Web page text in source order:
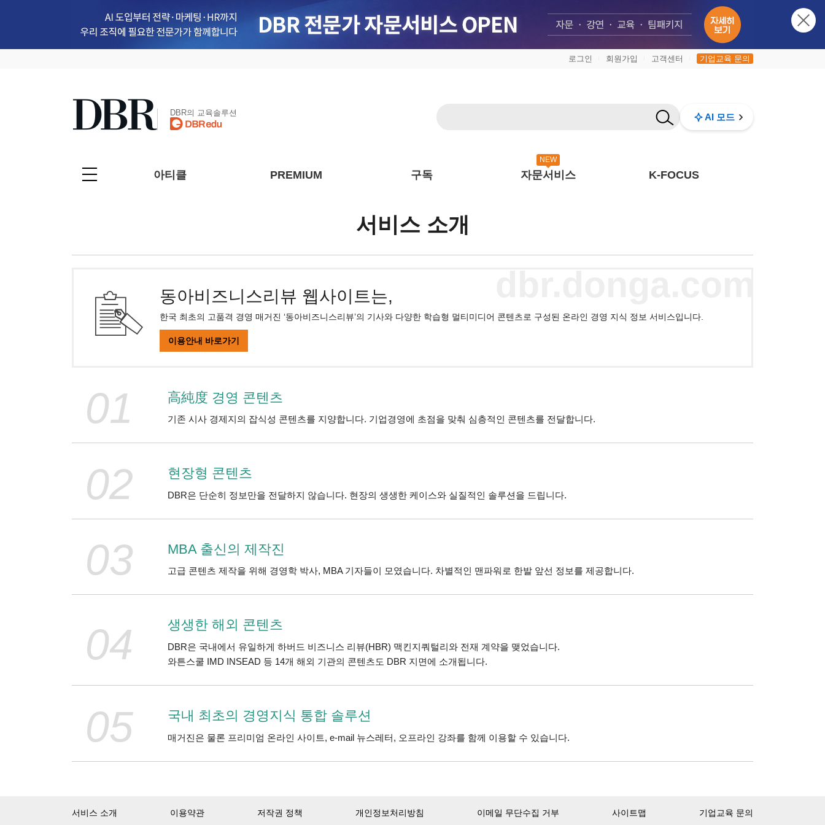
로그인 회원가입 고객센터 기업교육 문의
DBR의 교육솔루션 AI 모드
아티클 PREMIUM 구독
NEW
자문서비스 K-FOCUS
서비스 소개
동아비즈니스리뷰 웹사이트는,
한국 최초의 고품격 경영 매거진 ‘동아비즈니스리뷰’의 기사와 다양한 학습형 멀티미디어 콘텐츠로 구성된 온라인 경영 지식 정보 서비스입니다.
이용안내 바로가기
01 高純度 경영 콘텐츠
기존 시사 경제지의 잡식성 콘텐츠를 지양합니다. 기업경영에 초점을 맞춰 심층적인 콘텐츠를 전달합니다.
02 현장형 콘텐츠
DBR은 단순히 정보만을 전달하지 않습니다. 현장의 생생한 케이스와 실질적인 솔루션을 드립니다.
03 MBA 출신의 제작진
고급 콘텐츠 제작을 위해 경영학 박사, MBA 기자들이 모였습니다. 차별적인 맨파워로 한발 앞선 정보를 제공합니다.
04 생생한 해외 콘텐츠
DBR은 국내에서 유일하게 하버드 비즈니스 리뷰(HBR) 맥킨지쿼털리와 전재 계약을 맺었습니다.
와튼스쿨 IMD INSEAD 등 14개 해외 기관의 콘텐츠도 DBR 지면에 소개됩니다.
05 국내 최초의 경영지식 통합 솔루션
매거진은 물론 프리미엄 온라인 사이트, e-mail 뉴스레터, 오프라인 강좌를 함께 이용할 수 있습니다.
서비스 소개 이용약관 저작권 정책 개인정보처리방침 이메일 무단수집 거부 사이트맵 기업교육 문의